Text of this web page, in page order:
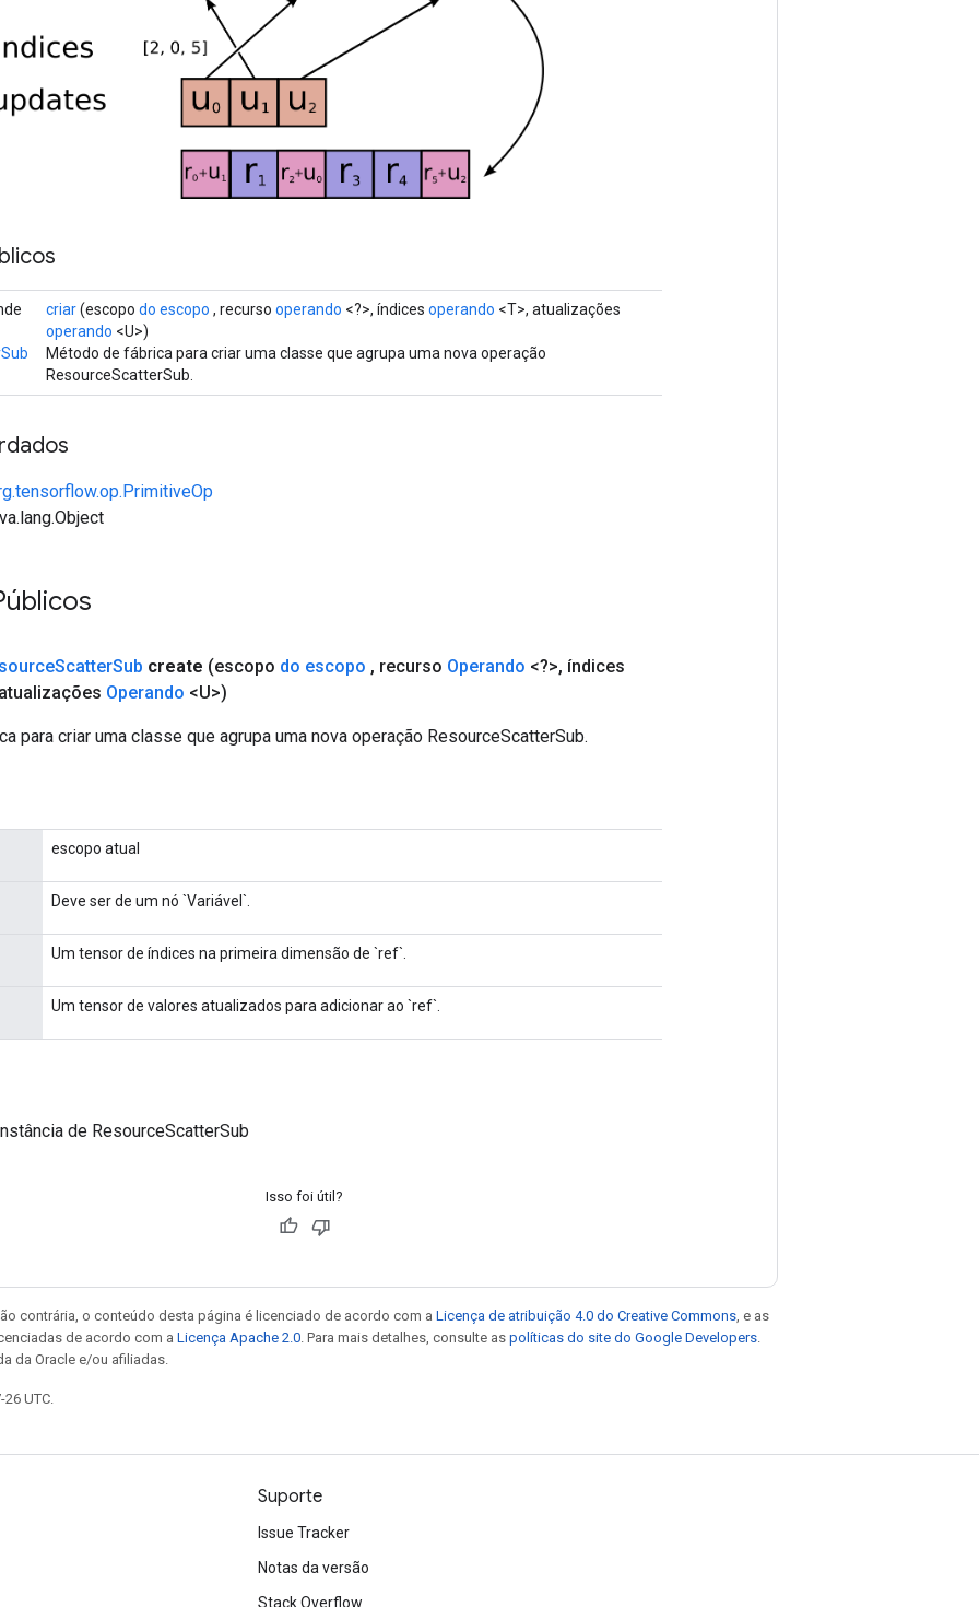
criar(escopo do escopo , recurso operando <?>, índices operando <T>, atualizações
operando <U>)
Método de fábrica para criar uma classe que agrupa uma nova operação
ResourceScatterSub.
ScatterSub create (escopo do escopo , recurso Operando <?>, índices
atualizações Operando <U>)
para criar uma classe que agrupa uma nova operação ResourceScatterSub.
escopo atual
Deve ser de um nó `Variável`.
Um tensor de índices na primeira dimensão de `ref`.
Um tensor de valores atualizados para adicionar ao `ref`.
de ResourceScatterSub
Isso foi útil?
contrária, o conteúdo desta página é licenciado de acordo com a Licença de atribuição 4.0 do Creative Commons, e as
de acordo com a Licença Apache 2.0. Para mais detalhes, consulte as políticas do site do Google Developers.
da Oracle e/ou afiliadas.
UTC.
Suporte
Issue Tracker
Notas da versão
Stack Overflow